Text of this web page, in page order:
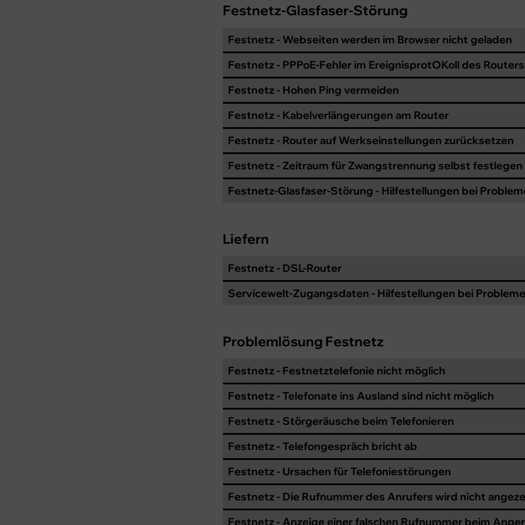
Festnetz-Glasfaser-Störung
Festnetz - Webseiten werden im Browser nicht geladen
Festnetz - PPPoE-Fehler im EreignisprotOKoll des Routers
Festnetz - Hohen Ping vermeiden
Festnetz - Kabelverlängerungen am Router
Festnetz - Router auf Werkseinstellungen zurücksetzen
Festnetz - Zeitraum für Zwangstrennung selbst festlegen
Festnetz-Glasfaser-Störung - Hilfestellungen bei
Liefern
Festnetz - DSL-Router
Servicewelt-Zugangsdaten - Hilfestellungen bei
Problemlösung Festnetz
Festnetz - Festnetztelefonie nicht möglich
Festnetz - Telefonate ins Ausland sind nicht möglich
Festnetz - Störgeräusche beim Telefonieren
Festnetz - Telefongespräch bricht ab
Festnetz - Ursachen für Telefoniestörungen
Festnetz - Die Rufnummer des Anrufers wird nicht
Festnetz - Anzeige einer falschen Rufnummer beim